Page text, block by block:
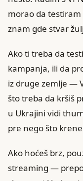
morao da
znam gde stvar
Ako ti treba da
kampanja, ili da
iz druge zemlje —
što treba da kršiš
u Ukrajini vidi
pre nego što
Ako hoćeš brz,
streaming —